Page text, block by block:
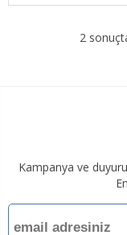
2
Kampanya ve